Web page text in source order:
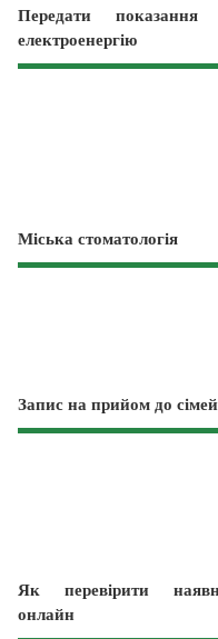
Передати показання
електроенергію
Міська стоматологія
Запис на прийом до
Як перевірити
онлайн